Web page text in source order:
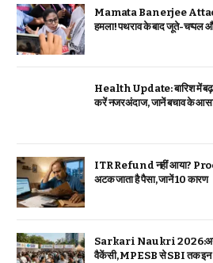
Mamata Banerjee
हमला! पथराव के बाद जूते-चप्पल
Health Update: बारिश में बढ़ा
करें नजरअंदाज, जानें बचाव के
ITR Refund नहीं आया?
अटक जाता है पैसा, जानें 10 कारण
Sarkari Naukri 2026:अगस्त
वैकेंसी, MPESB से SBI तक इन